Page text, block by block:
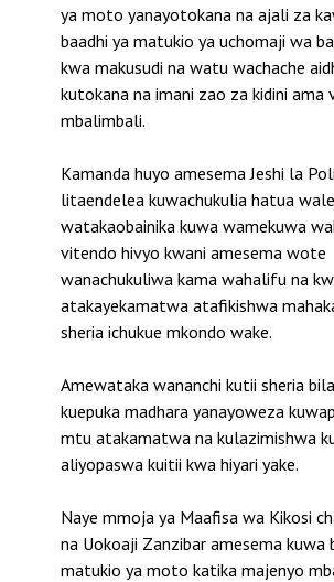
ya moto yanayotokana na ajali za
baadhi ya matukio ya uchomaji wa
kwa makusudi na watu wachache
kutokana na imani zao za kidini ama
mbalimbali.
Kamanda huyo amesema Jeshi la
litaendelea kuwachukulia hatua
watakaobainika kuwa wamekuwa
vitendo hivyo kwani amesema wote
wanachukuliwa kama wahalifu na
atakayekamatwa atafikishwa
sheria ichukue mkondo wake.
Amewataka wananchi kutii sheria
kuepuka madhara yanayoweza
mtu atakamatwa na kulazimishwa
aliyopaswa kuitii kwa hiyari yake.
Naye mmoja ya Maafisa wa Kikosi
na Uokoaji Zanzibar amesema kuwa
matukio ya moto katika majenyo